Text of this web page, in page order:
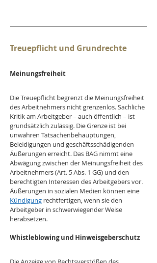
Treuepflicht und Grundrechte
Meinungsfreiheit
Die Treuepflicht begrenzt die Meinungsfreiheit
des Arbeitnehmers nicht grenzenlos. Sachliche
Kritik am Arbeitgeber – auch öffentlich – ist
grundsätzlich zulässig. Die Grenze ist bei
unwahren Tatsachenbehauptungen,
Beleidigungen und geschäftsschädigenden
Äußerungen erreicht. Das BAG nimmt eine
Abwägung zwischen der Meinungsfreiheit des
Arbeitnehmers (Art. 5 Abs. 1 GG) und den
berechtigten Interessen des Arbeitgebers vor.
Äußerungen in sozialen Medien können eine
Kündigung rechtfertigen, wenn sie den
Arbeitgeber in schwerwiegender Weise
herabsetzen.
Whistleblowing und Hinweisgeberschutz